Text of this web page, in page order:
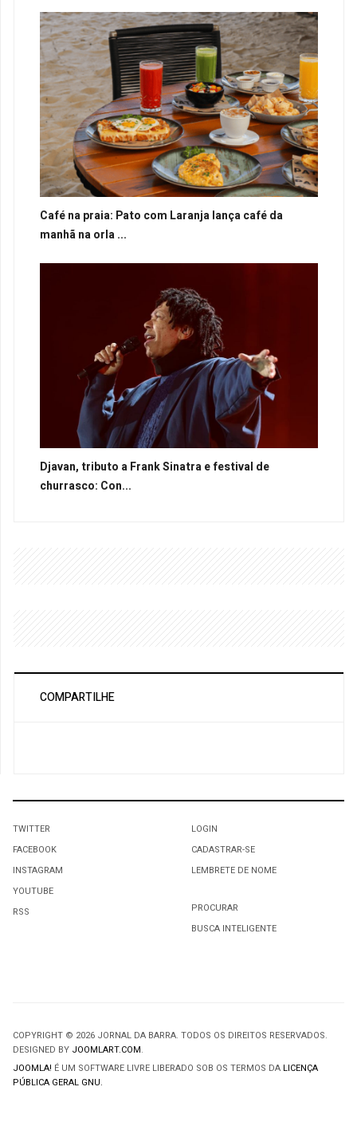
Café na praia: Pato com Laranja lança café da
manhã na orla ...
Djavan, tributo a Frank Sinatra e festival de
churrasco: Con...
COMPARTILHE
TWITTER
FACEBOOK
INSTAGRAM
YOUTUBE
RSS
LOGIN
CADASTRAR-SE
LEMBRETE DE NOME
PROCURAR
BUSCA INTELIGENTE
COPYRIGHT © 2026 JORNAL DA BARRA. TODOS OS DIREITOS RESERVADOS.
DESIGNED BY JOOMLART.COM.
JOOMLA! É UM SOFTWARE LIVRE LIBERADO SOB OS TERMOS DA LICENÇA
PÚBLICA GERAL GNU.